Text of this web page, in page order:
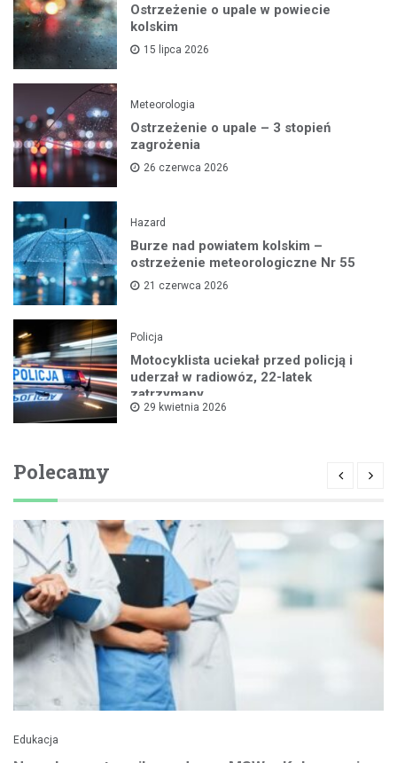
Ostrzeżenie o upale w powiecie
kolskim
15 lipca 2026
Meteorologia
Ostrzeżenie o upale – 3 stopień
zagrożenia
26 czerwca 2026
Hazard
Burze nad powiatem kolskim –
ostrzeżenie meteorologiczne Nr 55
21 czerwca 2026
Policja
Motocyklista uciekał przed policją i
uderzał w radiowóz, 22-latek
zatrzymany
29 kwietnia 2026
Polecamy
Edukacja